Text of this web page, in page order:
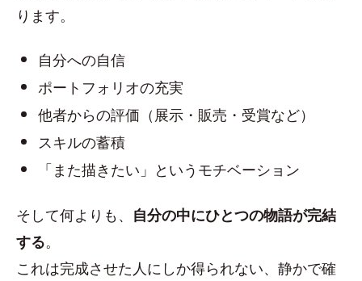
ります。
自分への自信
ポートフォリオの充実
他者からの評価（展示・販売・受賞など）
スキルの蓄積
「また描きたい」というモチベーション
そして何よりも、 自分の中にひとつの物語が完結
する。
これは完成させた人にしか得られない、静かで確